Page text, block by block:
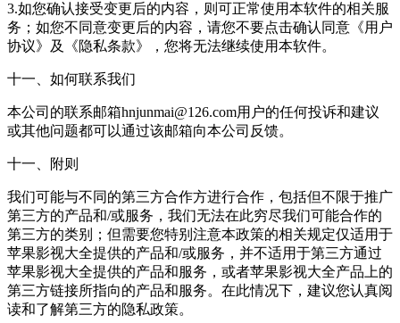
3.如您确认接受变更后的内容，则可正常使用本软件的相关服
务；如您不同意变更后的内容，请您不要点击确认同意《用户
协议》及《隐私条款》，您将无法继续使用本软件。
十一、如何联系我们
本公司的联系邮箱hnjunmai@126.com用户的任何投诉和建议
或其他问题都可以通过该邮箱向本公司反馈。
十一、附则
我们可能与不同的第三方合作方进行合作，包括但不限于推广
第三方的产品和/或服务，我们无法在此穷尽我们可能合作的
第三方的类别；但需要您特别注意本政策的相关规定仅适用于
苹果影视大全提供的产品和/或服务，并不适用于第三方通过
苹果影视大全提供的产品和服务，或者苹果影视大全产品上的
第三方链接所指向的产品和服务。在此情况下，建议您认真阅
读和了解第三方的隐私政策。